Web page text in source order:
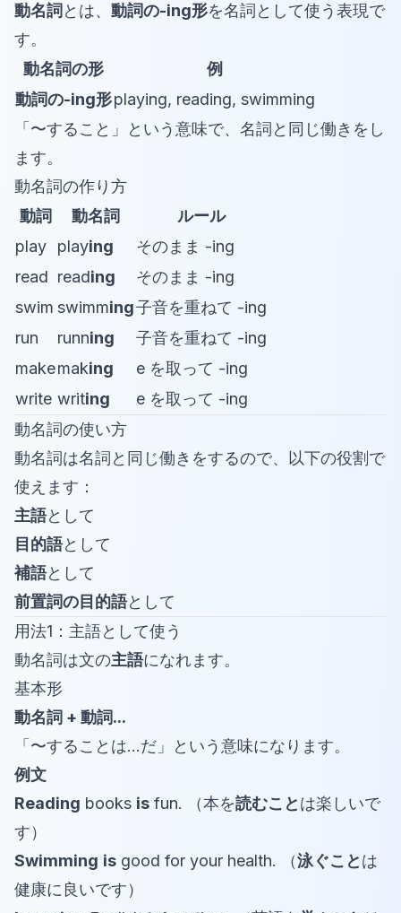
動名詞 とは、 動詞の-ing形を名詞として使う表現で
す。
動名詞の形
例
動詞の-ing形playing, reading, swimming
「〜すること」という意味で、名詞と同じ働きをし
ます。
動名詞の作り方
動詞
動名詞
ルール
play
playing
そのまま -ing
read reading
そのまま -ing
swim swimming子音を重ねて -ing
run
running
子音を重ねて -ing
makemaking
e を取って -ing
write writing
e を取って -ing
動名詞の使い方
動名詞は名詞と同じ働きをするので、以下の役割で
使えます：
主語として
目的語として
補語として
前置詞の目的語として
用法1：主語として使う
動名詞は文の主語になれます。
基本形
動名詞 + 動詞...
「〜することは...だ」という意味になります。
例文
Reading books is fun. （本を読むことは楽しいで
す）
Swimming is good for your health. （泳ぐことは
健康に良いです）